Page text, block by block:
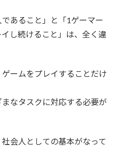
であること」と「1ゲーマー
し続けること」は、全く違
ームをプレイすることだけ
なタスクに対応する必要が
会人としての基本がなって